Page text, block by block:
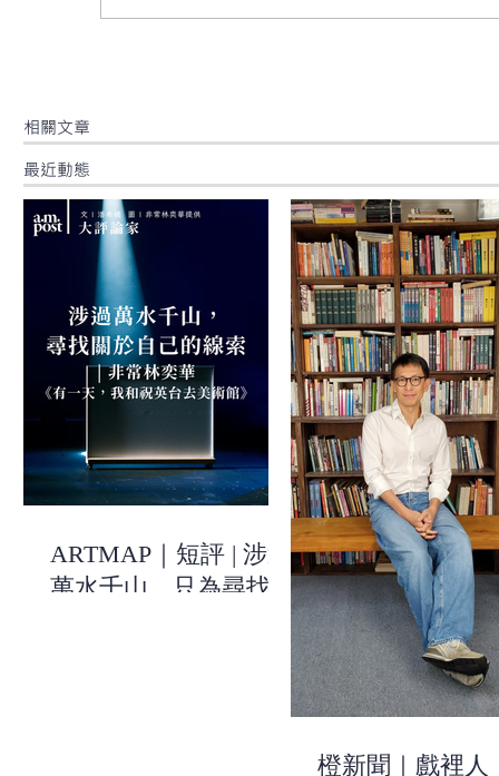
​相關文章
最近動態
ARTMAP｜短評 | 涉過
萬水千山，只為尋找關
橙新聞｜戲裡人